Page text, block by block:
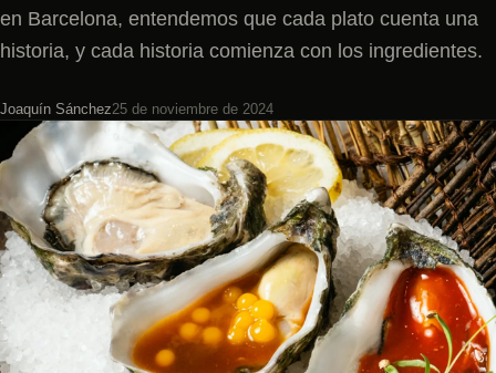
en Barcelona, entendemos que cada plato cuenta una
historia, y cada historia comienza con los ingredientes.
Joaquín Sánchez25 de noviembre de 2024